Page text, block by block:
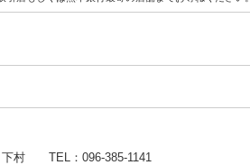
村 TEL：096-385-1141